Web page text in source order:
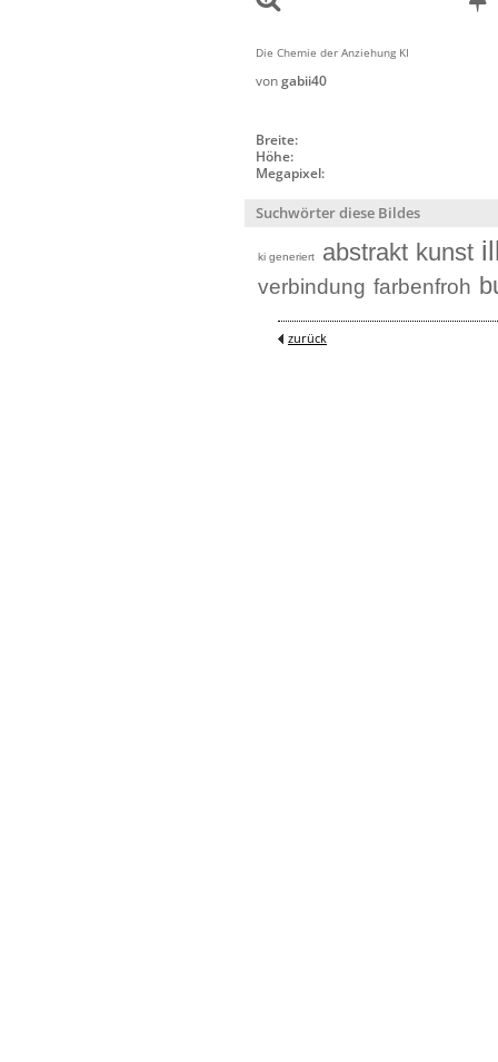
Die Chemie der Anziehung KI
vongabii40
Breite:
Höhe:
Megapixel:
Suchwörter diese Bildes
ki generiert abstrakt kunst
verbindung farbenfroh
zurück